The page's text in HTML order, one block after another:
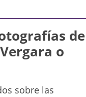
de
o
sobre las